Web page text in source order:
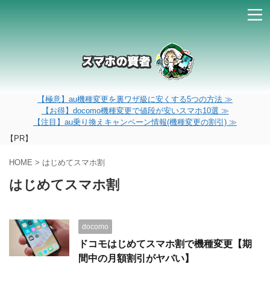
【極意】au機種変更を裏ワザ級に安くする5つの方法 ≫
【お得】docomo機種変更で値段が安いスマホ10選 ≫
【注目】au乗り換えキャンペーン情報(機種変更の割引) ≫
【PR】
HOME > はじめてスマホ割
はじめてスマホ割
docomo
ドコモはじめてスマホ割で機種変更【期
間中の月額割引がヤバい】